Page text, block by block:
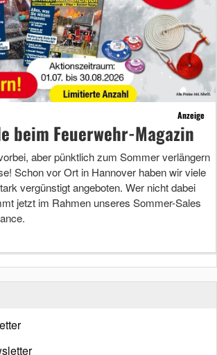
Anzeige
beim Feuerwehr-Magazin
aber pünktlich zum Sommer verlängern
Schon vor Ort in Hannover haben wir viele
vergünstigt angeboten. Wer nicht dabei
jetzt im Rahmen unseres Sommer-Sales